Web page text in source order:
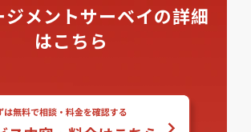
ジメントサーベイの詳細
はこちら